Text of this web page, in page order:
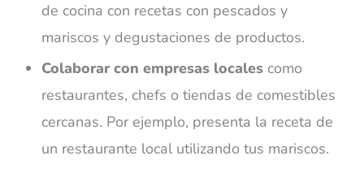
de cocina con recetas con pescados y
mariscos y degustaciones de productos.
Colaborar con empresas locales como
restaurantes, chefs o tiendas de comestibles
cercanas. Por ejemplo, presenta la receta de
un restaurante local utilizando tus mariscos.